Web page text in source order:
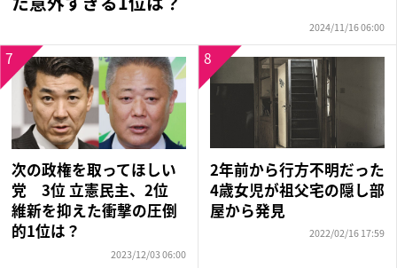
2024/11/16 06:00
次の政権を取ってほしい
党 3位 立憲民主、2位
維新を抑えた衝撃の圧倒
的1位は？
2023/12/03 06:00
7
2年前から行方不明だった
4歳女児が祖父宅の隠し部
屋から発見
2022/02/16 17:59
8